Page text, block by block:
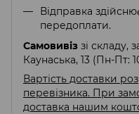
Відправка
передоплати.
Самовивіз зі складу,
Каунаська, 13 (Пн-Пт:
Вартість доставки
перевізника. При
доставка нашим